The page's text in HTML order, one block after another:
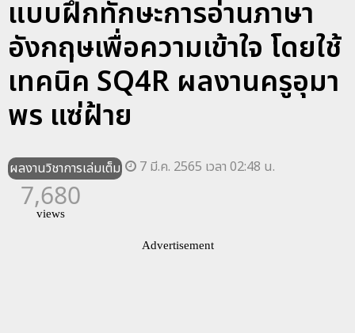
แบบฝึกทักษะการอ่านภาษา
อังกฤษเพื่อความเข้าใจ โดยใช้
เทคนิค SQ4R ผลงานครูอุมา
พร แซ่ฝ้าย
ผลงานวิชาการเล่มเต็ม 7 มี.ค. 2565 เวลา 02:48 น.
7,680
views
Advertisement